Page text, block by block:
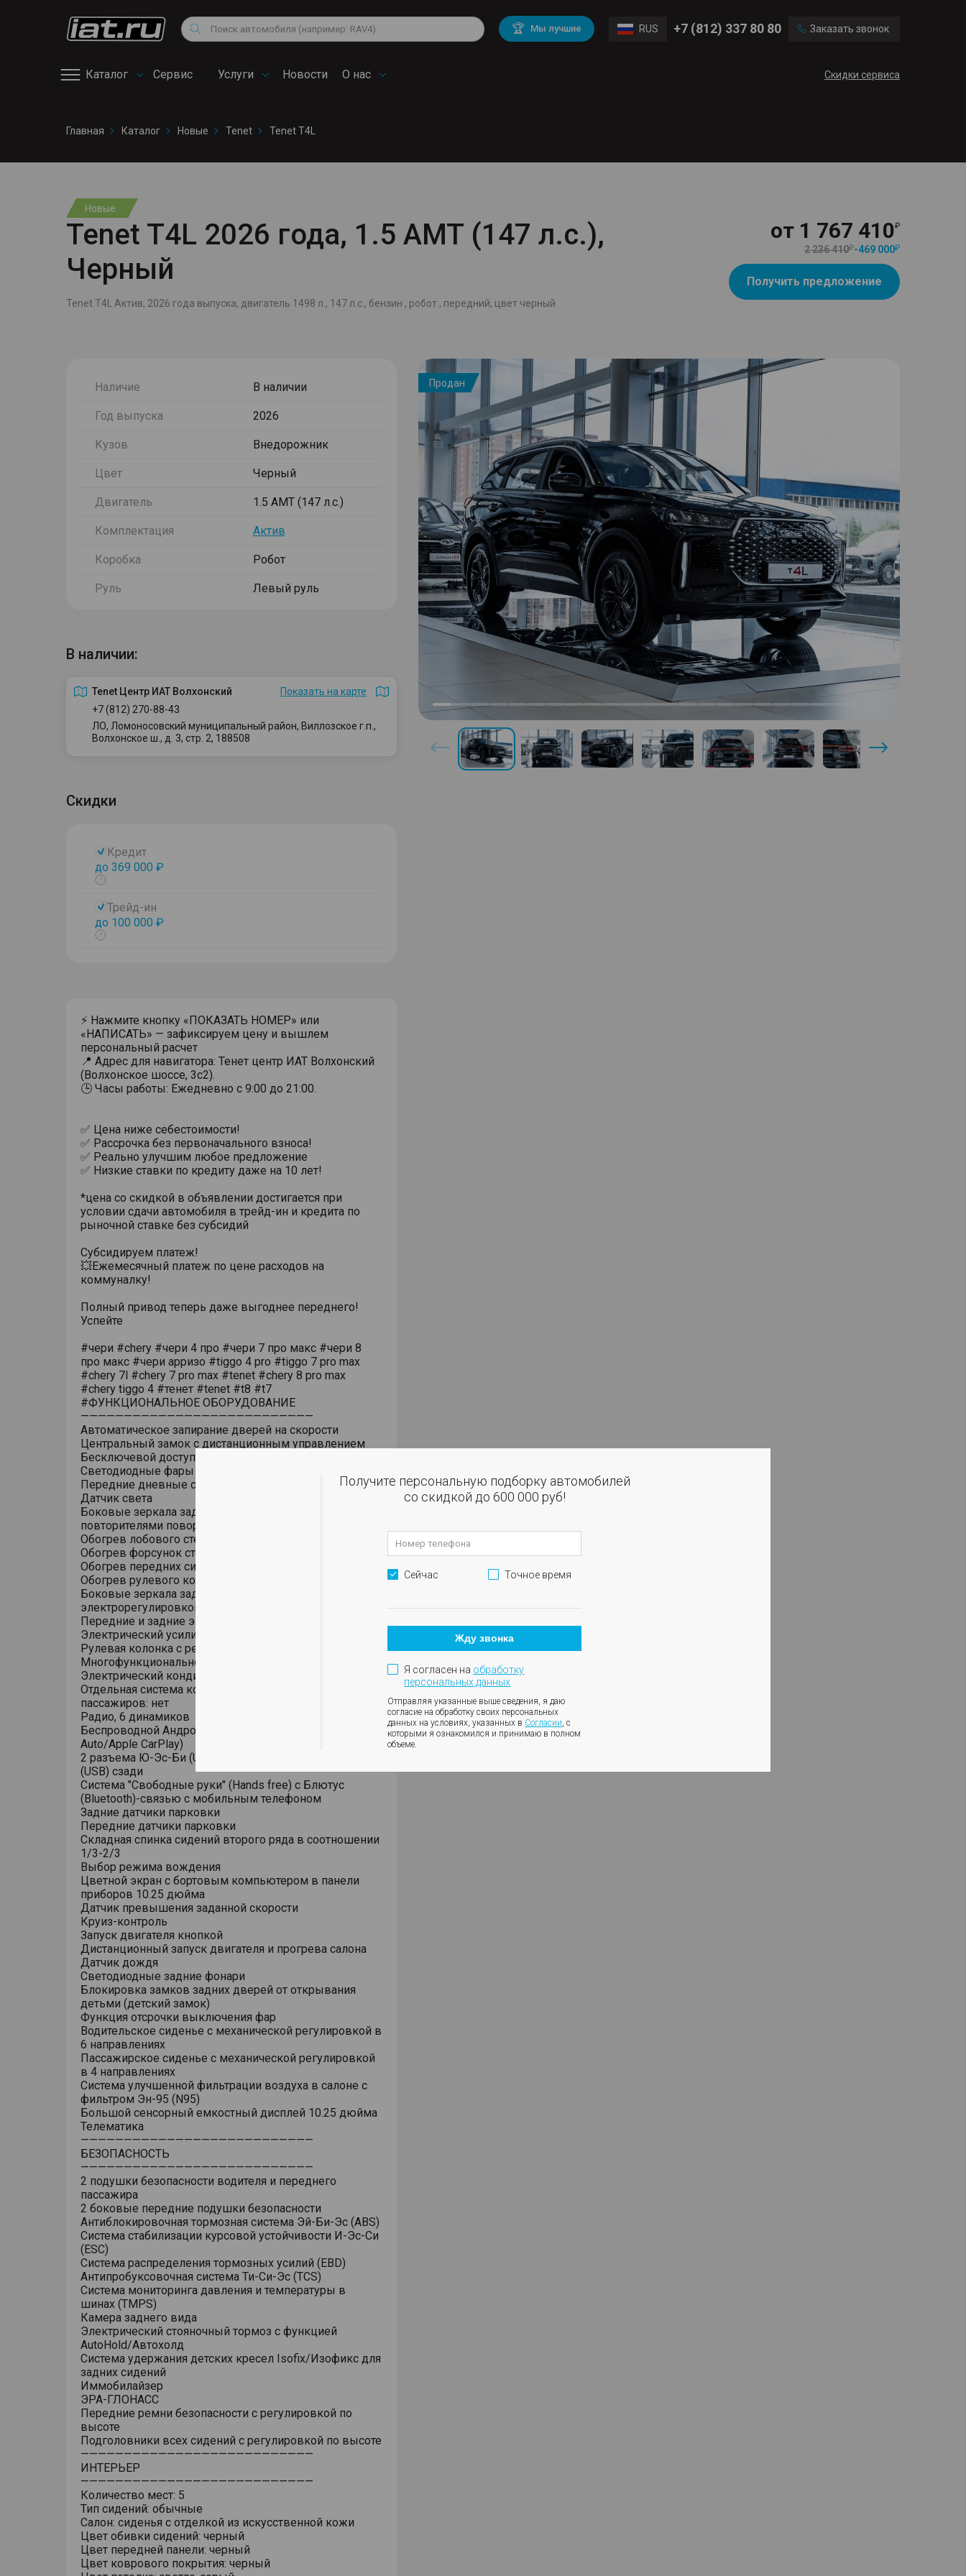
Поиск 🏆 Мы лучшие RUS +7 (812) 337 80 80 Заказать звонок
Каталог Сервис
сервис
Услуги Новости О нас Скидки сервиса
Снегоходы
Квадроциклы
Volkswagen
Mitsubishi BMW
Audi
Chevrolet Mercedes Benz
Главная Каталог Новые Tenet Tenet T4L
Новые
Tenet T4L 2026 года, 1.5 AMT (147 л.с.),
Черный
Tenet T4L Актив, 2026 года выпуска, двигатель 1498 л., 147 л.с., бензин , робот , передний, цвет черный
от 1 767 410
2 236 410 -469 000
Получить предложение
Наличие В наличии
Год выпуска 2026
Кузов Внедорожник
Цвет Черный
Двигатель 1.5 AMT (147 л.с.)
Комплектация Актив
Коробка Робот
Руль Левый руль
В наличии:
Tenet Центр ИАТ Волхонский
Показать на карте
+7 (812) 270-88-43
ЛО, Ломоносовский муниципальный район, Виллозское г.п.,
Волхонское ш., д. 3, стр. 2, 188508
Скидки
Кредит
до 369 000 ₽
Показать
Трейд-ин
до 100 000 ₽
Показать
⚡ Нажмите кнопку «ПОКАЗАТЬ НОМЕР» или
«НАПИСАТЬ» — зафиксируем цену и вышлем
персональный расчет
📍 Адрес для навигатора: Тенет центр ИАТ Волхонский
(Волхонское шоссе, 3с2).
🕒 Часы работы: Ежедневно с 9:00 до 21:00.
✅ Цена ниже себестоимости!
✅ Рассрочка без первоначального взноса!
✅ Реально улучшим любое предложение
✅ Низкие ставки по кредиту даже на 10 лет!
*цена со скидкой в объявлении достигается при
условии сдачи автомобиля в трейд-ин и кредита по
рыночной ставке без субсидий
Субсидируем платеж!
💥Ежемесячный платеж по цене расходов на
коммуналку!
Полный привод теперь даже выгоднее переднего!
Успейте
#чери #chery #чери 4 про #чери 7 про макс #чери 8
про макс #чери арризо #tiggo 4 pro #tiggo 7 pro max
#chery 7l #chery 7 pro max #tenet #chery 8 pro max
#chery tiggo 4 #тенет #tenet #t8 #t7
#ФУНКЦИОНАЛЬНОЕ ОБОРУДОВАНИЕ
———————————————————————————
Автоматическое запирание дверей на скорости
Центральный замок с дистанционным управлением
Бесключевой доступ (ключ в кармане)
Светодиодные фары основного света
Передние дневные светодиодные ходовые огни
Датчик света
Боковые зеркала заднего вида с обогревом,
повторителями поворотов
Обогрев лобового стекла
Обогрев форсунок стеклоомывателя
Обогрев передних сидений
Обогрев рулевого колеса
Боковые зеркала заднего вида с
электрорегулировкой
Передние и задние электростеклоподъемники
Электрический усилитель рулевого управления
Рулевая колонка с регулировкой в 4 направлениях
Многофункциональное рулевое колесо
Электрический кондиционер
Отдельная система кондиционирования для
пассажиров: нет
Радио, 6 динамиков
Беспроводной Андроид Ауто/Эппл Карплей (Android
Auto/Apple CarPlay)
2 разъема Ю-Эс-Би (USB) спереди, 1 разъем Ю-Эс-Би
(USB) сзади
Система "Свободные руки" (Hands free) с Блютус
(Bluetooth)-связью с мобильным телефоном
Задние датчики парковки
Передние датчики парковки
Складная спинка сидений второго ряда в соотношении
1/3-2/3
Выбор режима вождения
Цветной экран с бортовым компьютером в панели
приборов 10.25 дюйма
Датчик превышения заданной скорости
Круиз-контроль
Запуск двигателя кнопкой
Дистанционный запуск двигателя и прогрева салона
Датчик дождя
Светодиодные задние фонари
Блокировка замков задних дверей от открывания
детьми (детский замок)
Функция отсрочки выключения фар
Водительское сиденье с механической регулировкой в
6 направлениях
Пассажирское сиденье с механической регулировкой
в 4 направлениях
Система улучшенной фильтрации воздуха в салоне с
фильтром Эн-95 (N95)
Большой сенсорный емкостный дисплей 10.25 дюйма
Телематика
———————————————————————————
БЕЗОПАСНОСТЬ
———————————————————————————
2 подушки безопасности водителя и переднего
пассажира
2 боковые передние подушки безопасности
Антиблокировочная тормозная система Эй-Би-Эс (ABS)
Система стабилизации курсовой устойчивости И-Эс-Си
(ESC)
Система распределения тормозных усилий (EBD)
Антипробуксовочная система Ти-Си-Эс (TCS)
Система мониторинга давления и температуры в
шинах (TMPS)
Камера заднего вида
Электрический стояночный тормоз с функцией
AutoHold/Автохолд
Система удержания детских кресел Isofix/Изофикс для
задних сидений
Иммобилайзер
ЭРА-ГЛОНАСС
Передние ремни безопасности с регулировкой по
высоте
Подголовники всех сидений с регулировкой по высоте
———————————————————————————
ИНТЕРЬЕР
———————————————————————————
Количество мест: 5
Тип сидений: обычные
Салон: сиденья с отделкой из искусственной кожи
Цвет обивки сидений: черный
Цвет передней панели: черный
Цвет коврового покрытия: черный
Продан
Получите персональную подборку автомобилей
со скидкой до 600 000 руб!
Сейчас Точное время
Жду звонка
Я согласен на обработку
персональных данных
Отправляя указанные выше сведения, я даю
согласие на обработку своих персональных
данных на условиях, указанных в Согласии, с
которыми я ознакомился и принимаю в полном
объеме.